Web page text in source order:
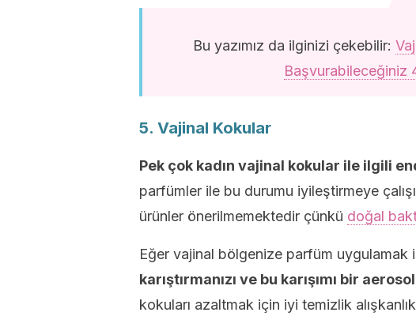
Bu yazımız da ilginizi çekebilir:
Başvurabileceğiniz
5. Vajinal Kokular
Pek çok kadın vajinal kokular ile ilgili
parfümler ile bu durumu iyileştirmeye
ürünler önerilmemektedir çünkü doğal
Eğer vajinal bölgenize parfüm uygulamak
karıştırmanızı ve bu karışımı bir
kokuları azaltmak için iyi temizlik